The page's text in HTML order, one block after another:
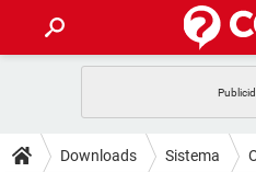
CELULAR
DICAS
Downloads Sistema